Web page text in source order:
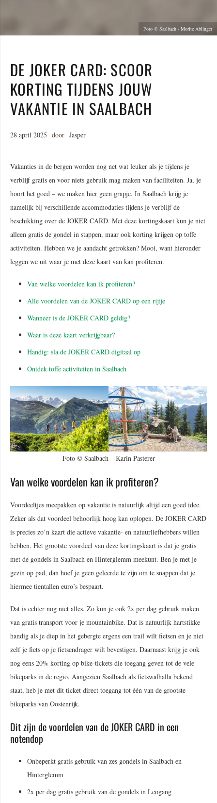
Foto © Saalbach - Moritz Ablinger
DE JOKER CARD: SCOOR
KORTING TIJDENS JOUW
VAKANTIE IN SAALBACH
28 april 2025 door Jasper
Vakanties in de bergen worden nog net wat leuker als je tijdens je
verblijf gratis en voor niets gebruik mag maken van faciliteiten. Ja, je
hoort het goed – we maken hier geen grapje. In Saalbach krijg je
namelijk bij verschillende accommodaties tijdens je verblijf de
beschikking over de JOKER CARD. Met deze kortingskaart kun je niet
alleen gratis de gondel in stappen, maar ook korting krijgen op toffe
activiteiten. Hebben we je aandacht getrokken? Mooi, want hieronder
leggen we uit waar je met deze kaart van kan profiteren.
Van welke voordelen kan ik profiteren?
Alle voordelen van de JOKER CARD op een rijtje
Wanneer is de JOKER CARD geldig?
Waar is deze kaart verkrijgbaar?
Handig: sla de JOKER CARD digitaal op
Ontdek toffe activiteiten in Saalbach
Foto © Saalbach – Karin Pasterer
Van welke voordelen kan ik profiteren?
Voordeeltjes meepakken op vakantie is natuurlijk altijd een goed idee.
Zeker als dat voordeel behoorlijk hoog kan oplopen. De JOKER CARD
is precies zo’n kaart die actieve vakantie- en natuurliefhebbers willen
hebben. Het grootste voordeel van deze kortingskaart is dat je gratis
met de gondels in Saalbach en Hinterglemm meekunt. Ben je met je
gezin op pad, dan hoef je geen geleerde te zijn om te snappen dat je
hiermee tientallen euro’s bespaart.
Dat is echter nog niet alles. Zo kun je ook 2x per dag gebruik maken
van gratis transport voor je mountainbike. Dat is natuurlijk hartstikke
handig als je diep in het gebergte ergens een trail wilt fietsen en je niet
zelf je fiets op je fietsendrager wilt bevestigen. Daarnaast krijg je ook
nog eens 20% korting op bike-tickets die toegang geven tot de vele
bikeparks in de regio. Aangezien Saalbach als fietswalhalla bekend
staat, heb je met dit ticket direct toegang tot één van de grootste
bikeparks van Oostenrijk.
Dit zijn de voordelen van de JOKER CARD in een
notendop
Onbeperkt gratis gebruik van zes gondels in Saalbach en
Hinterglemm
2x per dag gratis gebruik van de gondels in Leogang